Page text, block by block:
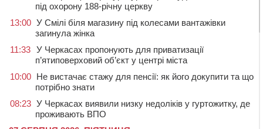
під охорону 188-річну церкву
13:00 У Смілі біля магазину під колесами вантажівки
загинула жінка
11:33 У Черкасах пропонують для приватизації
п’ятиповерховий об’єкт у центрі міста
10:00 Не вистачає стажу для пенсії: як його докупити та що
потрібно знати
08:23 У Черкасах виявили низку недоліків у гуртожитку, де
проживають ВПО